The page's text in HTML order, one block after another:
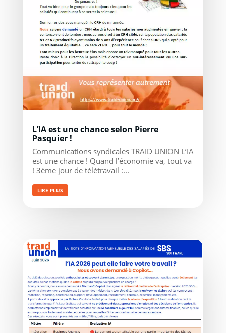
L’IA est une chance selon Pierre
Pasquier !
Communications syndicales TRAID UNION L’IA
est une chance ! Quand l’économie va, tout va
! 3ème jour de télétravail :...
LIRE PLUS